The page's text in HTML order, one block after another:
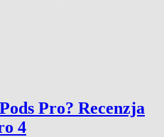
Pro? Recenzja
4